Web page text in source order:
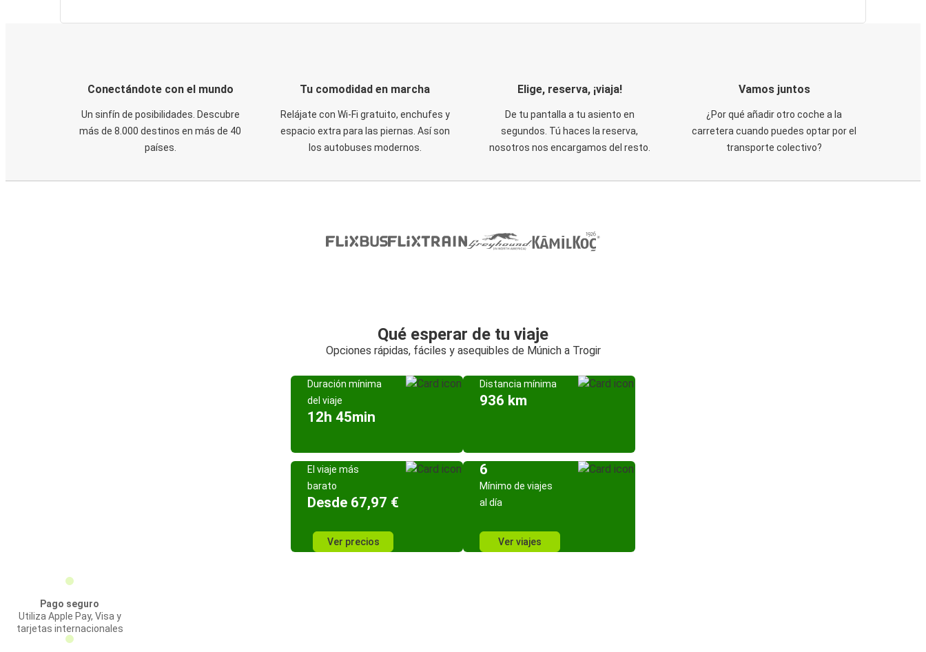
Conectándote con el mundo
Un sinfín de posibilidades. Descubre
más de 8.000 destinos en más de 40
países.
Tu comodidad en marcha
Relájate con Wi-Fi gratuito, enchufes y
espacio extra para las piernas. Así son
los autobuses modernos.
Elige, reserva, ¡viaja!
De tu pantalla a tu asiento en
segundos. Tú haces la reserva,
nosotros nos encargamos del resto.
Vamos juntos
¿Por qué añadir otro coche a la
carretera cuando puedes optar por el
transporte colectivo?
Qué esperar de tu viaje
Opciones rápidas, fáciles y asequibles de Múnich a Trogir
Duración mínima
del viaje
12h 45min
Distancia mínima
936 km
El viaje más
barato
Desde 67,97 €
Ver precios
6
Mínimo de viajes
al día
Ver viajes
Pago seguro
Utiliza Apple Pay, Visa y
tarjetas internacionales